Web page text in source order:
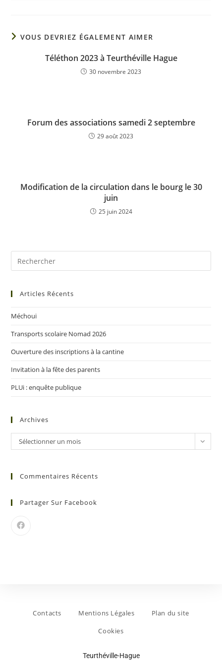
VOUS DEVRIEZ ÉGALEMENT AIMER
Téléthon 2023 à Teurthéville Hague
30 novembre 2023
Forum des associations samedi 2 septembre
29 août 2023
Modification de la circulation dans le bourg le 30
juin
25 juin 2024
Articles Récents
Méchoui
Transports scolaire Nomad 2026
Ouverture des inscriptions à la cantine
Invitation à la fête des parents
PLUi : enquête publique
Archives
Sélectionner un mois
Commentaires Récents
Partager Sur Facebook
Contacts Mentions Légales
Plan du site
Cookies
Teurthéville-Hague